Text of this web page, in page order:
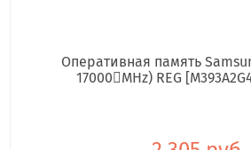
Оперативная память
17000񢋕MHz) REG